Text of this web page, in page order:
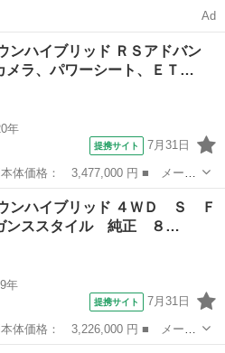
ブレコー
ＥＤ
）
Ad
ンハイブリッド ＲＳアドバン
ラ、パワーシート、ＥＴ…
年
提携サイト 7月31日
ウンハイブリッド ■ グレード
、パワーシート、ＥＴＣ、追従
ウンハイブリッド ４ＷＤ Ｓ Ｆ
ンススタイル 純正 ８…
年
提携サイト 7月31日
ウンハイブリッド ■ グレード